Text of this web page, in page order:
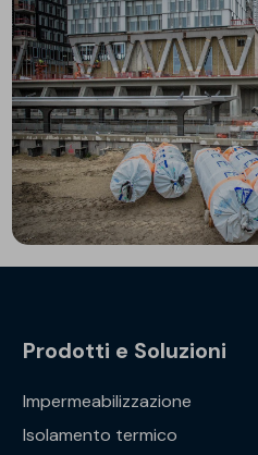
Prodotti e Soluzioni
Impermeabilizzazione
Isolamento termico